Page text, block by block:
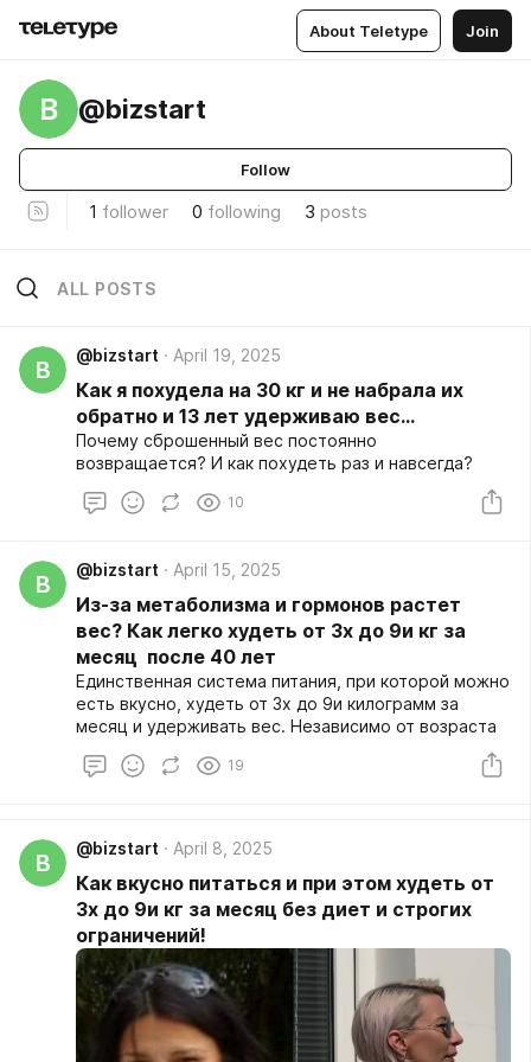
About Teletype Join
B @bizstart
Follow
1 follower 0 following 3 posts
ALL POSTS
B
@bizstart April 19, 2025
Как я похудела на 30 кг и не набрала их
обратно и 13 лет удерживаю вес...
Почему сброшенный вес постоянно
возвращается? И как похудеть раз и навсегда?
10
B
@bizstart April 15, 2025
Из-за метаболизма и гормонов растет
вес? Как легко худеть от 3х до 9и кг за
месяц после 40 лет
Единственная система питания, при которой можно
есть вкусно, худеть от 3х до 9и килограмм за
месяц и удерживать вес. Независимо от возраста
19
B
@bizstart April 8, 2025
Как вкусно питаться и при этом худеть от
3х до 9и кг за месяц без диет и строгих
ограничений!